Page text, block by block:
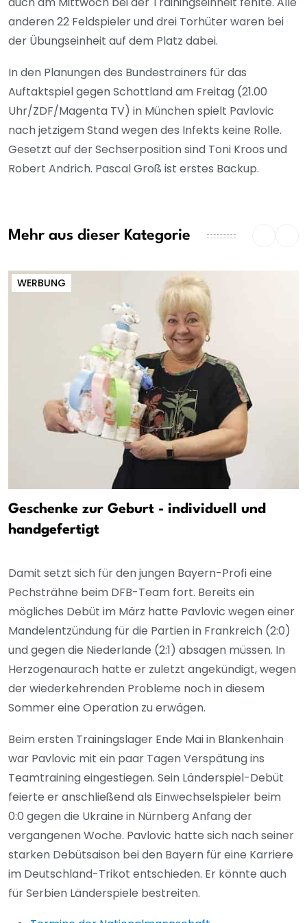
anderen 22 Feldspieler und drei Torhüter waren bei
der Übungseinheit auf dem Platz dabei.
In den Planungen des Bundestrainers für das
Auftaktspiel gegen Schottland am Freitag (21.00
Uhr/ZDF/Magenta TV) in München spielt Pavlovic
nach jetzigem Stand wegen des Infekts keine Rolle.
Gesetzt auf der Sechserposition sind Toni Kroos und
Robert Andrich. Pascal Groß ist erstes Backup.
Mehr aus dieser Kategorie
WERBUNG
Geschenke zur Geburt - individuell und
handgefertigt
Damit setzt sich für den jungen Bayern-Profi eine
Pechsträhne beim DFB-Team fort. Bereits ein
mögliches Debüt im März hatte Pavlovic wegen einer
Mandelentzündung für die Partien in Frankreich (2:0)
und gegen die Niederlande (2:1) absagen müssen. In
Herzogenaurach hatte er zuletzt angekündigt, wegen
der wiederkehrenden Probleme noch in diesem
Sommer eine Operation zu erwägen.
Beim ersten Trainingslager Ende Mai in Blankenhain
war Pavlovic mit ein paar Tagen Verspätung ins
Teamtraining eingestiegen. Sein Länderspiel-Debüt
feierte er anschließend als Einwechselspieler beim
0:0 gegen die Ukraine in Nürnberg Anfang der
vergangenen Woche. Pavlovic hatte sich nach seiner
starken Debütsaison bei den Bayern für eine Karriere
im Deutschland-Trikot entschieden. Er könnte auch
für Serbien Länderspiele bestreiten.